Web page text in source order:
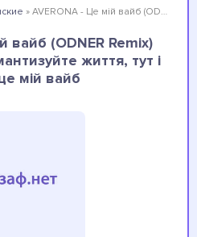
» AVERONA - Це мій вайб (ODNER Remix) Спілкуйтеся й романтизуйте життя, тут і зараз це мій вайб
вайб (ODNER Remix)
життя, тут і
мій вайб